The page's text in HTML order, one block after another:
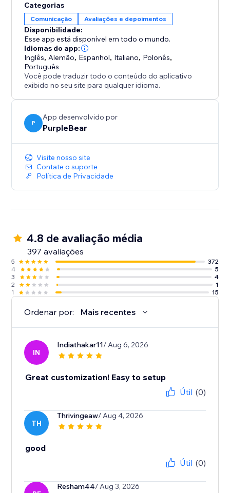
prova social.
Este importador de avaliações do Google combina
funcionalidade e design para ajudar você a exibir
avaliações, classificações e depoimentos de clientes
de forma clara e profissional.
Adicione um widget de avaliações do Google ou um
slider de avaliações ao seu site e transforme feedback
confiança e as vendas.
Categorias
Comunicação Avaliações e depoimentos
Disponibilidade:
Esse app está disponível em todo o mundo.
Idiomas do app:
Inglês, Alemão, Espanhol, Italiano, Polonês,
Português
Você pode traduzir todo o conteúdo do aplicativo
exibido no seu site para qualquer idioma.
P
App desenvolvido por
PurpleBear
Visite nosso site
Contate o suporte
Política de Privacidade
4.8 de avaliação média
397 avaliações
5
372
4
5
3
4
2
1
1
15
Ordenar por: Mais recentes
IN
Indiathakar11/ Aug 6, 2026
Great customization! Easy to setup
Útil (0)
TH
Thrivingeaw/ Aug 4, 2026
good
Útil (0)
Resham44/ Aug 3, 2026